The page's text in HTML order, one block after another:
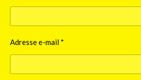
Adresse e-mail *